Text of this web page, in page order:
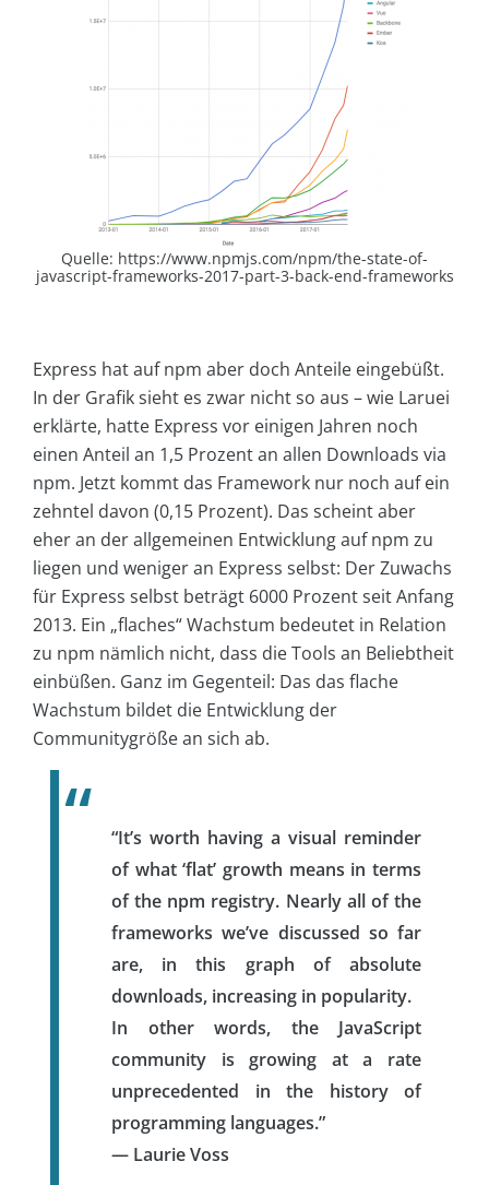
Quelle: https://www.npmjs.com/npm/the-state-of-
javascript-frameworks-2017-part-3-back-end-frameworks
Express hat auf npm aber doch Anteile eingebüßt.
In der Grafik sieht es zwar nicht so aus – wie Laruei
erklärte, hatte Express vor einigen Jahren noch
einen Anteil an 1,5 Prozent an allen Downloads via
npm. Jetzt kommt das Framework nur noch auf ein
zehntel davon (0,15 Prozent). Das scheint aber
eher an der allgemeinen Entwicklung auf npm zu
liegen und weniger an Express selbst: Der Zuwachs
für Express selbst beträgt 6000 Prozent seit Anfang
2013. Ein „flaches“ Wachstum bedeutet in Relation
zu npm nämlich nicht, dass die Tools an Beliebtheit
einbüßen. Ganz im Gegenteil: Das das flache
Wachstum bildet die Entwicklung der
Communitygröße an sich ab.
“It’s worth having a visual reminder
of what ‘flat’ growth means in terms
of the npm registry. Nearly all of the
frameworks we’ve discussed so far
are, in this graph of absolute
downloads, increasing in popularity.
In other words, the JavaScript
community is growing at a rate
unprecedented in the history of
programming languages.”
— Laurie Voss